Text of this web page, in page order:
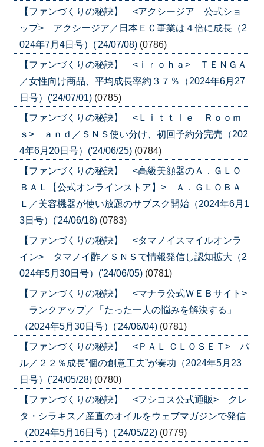
【ファンづくりの秘訣】 <アクシージア 公式ショ
ップ> アクシージア／日本ＥＣ事業は４倍に成長（2
024年7月4日号）('24/07/08) (0786)
【ファンづくりの秘訣】 <ｉｒｏｈａ> ＴＥＮＧＡ
／女性向け商品、平均成長率約３７％（2024年6月27
日号）('24/07/01) (0785)
【ファンづくりの秘訣】 <Ｌｉｔｔｌｅ Ｒｏｏｍ
ｓ> ａｎｄ／ＳＮＳ使い分け、初回予約分完売（202
4年6月20日号）('24/06/25) (0784)
【ファンづくりの秘訣】 <高級美顔器のＡ．ＧＬＯ
ＢＡＬ【公式オンラインストア】> Ａ．ＧＬＯＢＡ
Ｌ／美容機器が使い放題のサブスク開始（2024年6月1
3日号）('24/06/18) (0783)
【ファンづくりの秘訣】 <タマノイスマイルオンラ
イン> タマノイ酢／ＳＮＳで情報発信し認知拡大（2
024年5月30日号）('24/06/05) (0781)
【ファンづくりの秘訣】 <マナラ公式ＷＥＢサイト>
ランクアップ／「たった一人の悩みを解決する」
（2024年5月30日号）('24/06/04) (0781)
【ファンづくりの秘訣】 <ＰＡＬ ＣＬＯＳＥＴ> パ
ル／２２％成長”個の創意工夫”が奏功（2024年5月23
日号）('24/05/28) (0780)
【ファンづくりの秘訣】 <フシコス公式通販> クレ
タ・シラキス／産直のオイルをウェブマガジンで発信
（2024年5月16日号）('24/05/22) (0779)